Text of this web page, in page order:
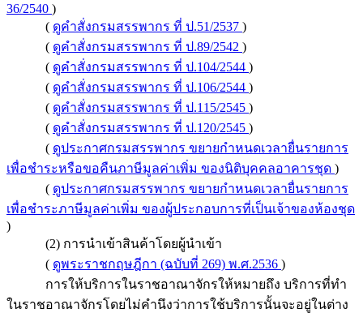
36/2540 )
( ดูคำสั่งกรมสรรพากร ที่ ป.51/2537 )
( ดูคำสั่งกรมสรรพากร ที่ ป.89/2542 )
( ดูคำสั่งกรมสรรพากร ที่ ป.104/2544 )
( ดูคำสั่งกรมสรรพากร ที่ ป.106/2544 )
( ดูคำสั่งกรมสรรพากร ที่ ป.115/2545 )
( ดูคำสั่งกรมสรรพากร ที่ ป.120/2545 )
( ดูประกาศกรมสรรพากร ขยายกำหนดเวลายื่นรายการ
เพื่อชำระหรือขอคืนภาษีมูลค่าเพิ่ม ของนิติบุคคลอาคารชุด )
( ดูประกาศกรมสรรพากร ขยายกำหนดเวลายื่นรายการ
เพื่อชำระภาษีมูลค่าเพิ่ม ของผู้ประกอบการที่เป็นเจ้าของห้องชุด
)
(2) การนำเข้าสินค้าโดยผู้นำเข้า
( ดูพระราชกฤษฎีกา (ฉบับที่ 269) พ.ศ.2536 )
การให้บริการในราชอาณาจักรให้หมายถึง บริการที่ทำ
ในราชอาณาจักรโดยไม่คำนึงว่าการใช้บริการนั้นจะอยู่ในต่าง